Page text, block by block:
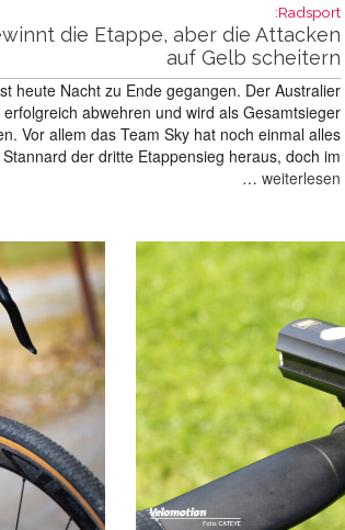
Radsport:
die Etappe, aber die Attacken
auf Gelb scheitern
heute Nacht zu Ende gegangen. Der Australier
abwehren und wird als Gesamtsieger
Vor allem das Team Sky hat noch einmal alles
der dritte Etappensieg heraus, doch im
… weiterlesen